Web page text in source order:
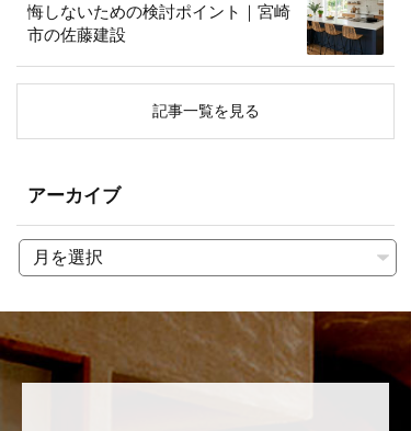
悔しないための検討ポイント｜宮崎
市の佐藤建設
記事一覧を見る
アーカイブ